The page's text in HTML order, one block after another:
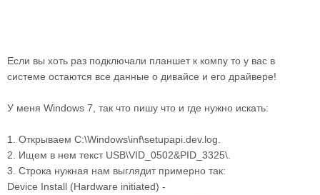
Если вы хоть раз подключали планшет к компу то у вас в
системе остаются все данные о дивайсе и его драйвере!
У меня Windows 7, так что пишу что и где нужно искать:
1. Открываем C:\Windows\inf\setupapi.dev.log.
2. Ищем в нем текст USB\VID_0502&PID_3325\.
3. Строка нужная нам выглядит примерно так:
Device Install (Hardware initiated) -